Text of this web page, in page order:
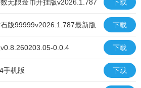
无限金币开挂版v2026.1.787 下载
版99999v2026.1.787最新版 下载
0.0.4 下载
手机版 下载